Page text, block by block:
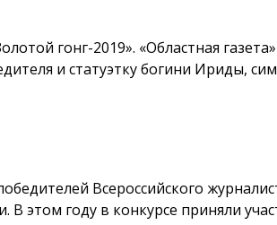
гонг-2019». «Областная
и статуэтку богини Ириды,
Всероссийского
этом году в конкурсе приняли